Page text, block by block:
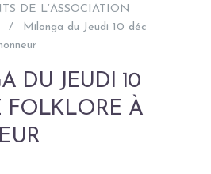
DE L’ASSOCIATION
Milonga du Jeudi 10 déc
DU JEUDI 10
FOLKLORE À